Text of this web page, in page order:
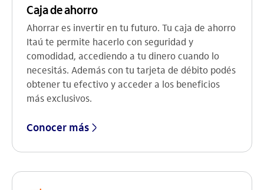
Caja de ahorro
Ahorrar es invertir en tu futuro. Tu caja de ahorro
Itaú te permite hacerlo con seguridad y
comodidad, accediendo a tu dinero cuando lo
necesitás. Además con tu tarjeta de débito podés
obtener tu efectivo y acceder a los beneficios
más exclusivos.
Conocer más